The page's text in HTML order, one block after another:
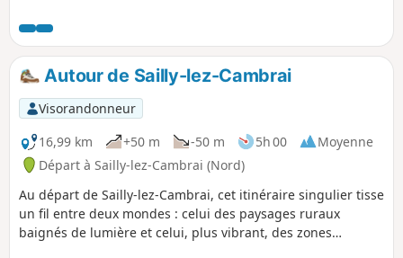
des sentiers. Poursuivez sur Beaucamps, village charmeur
où la douceur des prairies s’allie au murmure discret des
ruisseaux. Enfin, gagnez Flesquières, posé sur son coteau,
et laissez-vous surprendre par le panorama sur la plaine
picarde. Entre patrimoine rural et paysages apaisants, cette
boucle promet une véritable bouffée d’air frais.
Autour de Sailly-lez-Cambrai
Visorandonneur
16,99 km
+50 m -50 m 5h 00
Moyenne
Départ à Sailly-lez-Cambrai (Nord)
Au départ de Sailly-lez-Cambrai, cet itinéraire singulier tisse
un fil entre deux mondes : celui des paysages ruraux
baignés de lumière et celui, plus vibrant, des zones